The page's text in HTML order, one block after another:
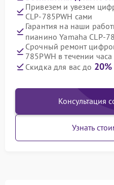
Привезем и увезем
CLP-785PWH сами
Гарантия на наши
пианино Yamaha CLP-
Срочный ремонт
785PWH в течении часа
Скидка для вас до 20%
Консультация
Узнать